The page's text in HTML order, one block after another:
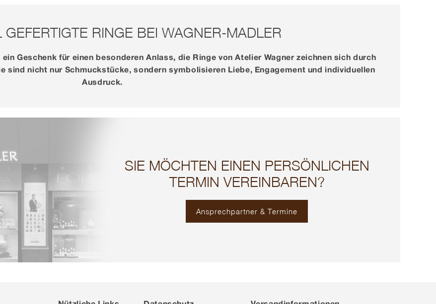
GEFERTIGTE RINGE BEI WAGNER-MADLER
Geschenk für einen besonderen Anlass, die Ringe von Atelier Wagner zeichnen sich durch
sind nicht nur Schmuckstücke, sondern symbolisieren Liebe, Engagement und individuellen
Ausdruck.
SIE MÖCHTEN EINEN PERSÖNLICHEN
TERMIN VEREINBAREN?
Ansprechpartner & Termine